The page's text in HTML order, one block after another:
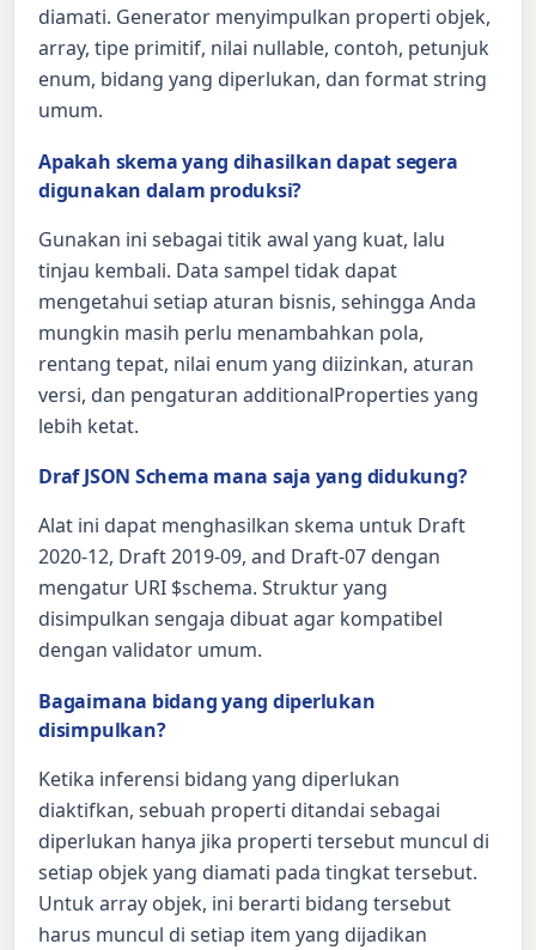
diamati. Generator menyimpulkan properti objek,
array, tipe primitif, nilai nullable, contoh, petunjuk
enum, bidang yang diperlukan, dan format string
umum.
Apakah skema yang dihasilkan dapat segera
digunakan dalam produksi?
Gunakan ini sebagai titik awal yang kuat, lalu
tinjau kembali. Data sampel tidak dapat
mengetahui setiap aturan bisnis, sehingga Anda
mungkin masih perlu menambahkan pola,
rentang tepat, nilai enum yang diizinkan, aturan
versi, dan pengaturan additionalProperties yang
lebih ketat.
Draf JSON Schema mana saja yang didukung?
Alat ini dapat menghasilkan skema untuk Draft
2020-12, Draft 2019-09, and Draft-07 dengan
mengatur URI $schema. Struktur yang
disimpulkan sengaja dibuat agar kompatibel
dengan validator umum.
Bagaimana bidang yang diperlukan
disimpulkan?
Ketika inferensi bidang yang diperlukan
diaktifkan, sebuah properti ditandai sebagai
diperlukan hanya jika properti tersebut muncul di
setiap objek yang diamati pada tingkat tersebut.
Untuk array objek, ini berarti bidang tersebut
harus muncul di setiap item yang dijadikan